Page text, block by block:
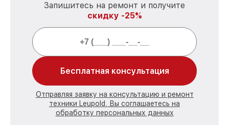
Запишитесь на ремонт и получите
скидку -25%
Бесплатная консультация
Отправляя заявку на консультацию и ремонт
техники Leupold, Вы соглашаетесь на
обработку персональных данных